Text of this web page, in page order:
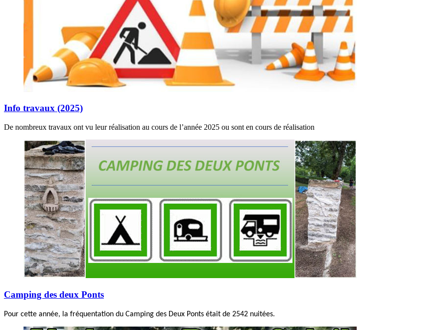
Info travaux (2025)
De nombreux travaux ont vu leur réalisation au cours de l’année 2025 ou sont en cours de réalisation
Camping des deux Ponts
Pour cette année, la fréquentation du Camping des Deux Ponts était de 2542 nuitées.